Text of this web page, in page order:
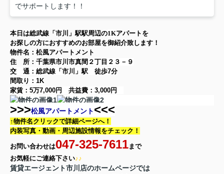
でサポートします！！
本日は総武線「市川」駅駅周辺の1Kアパート を
お探しの方におすすめのお部屋を御紹介致します！
物件名：松風アパートメント
住 所： 千葉県市川市真間２丁目２３－９
交 通：総武線「市川」駅 徒歩7分
間取り： 1K
家賃： 5万7,000円 共益費： 3,000円
>>>松風アパートメント<<<
↑物件名クリックで詳細ページへ！
内装写真・動画・ 周辺施設情報をチェック！
お問い合わせは047-325-7611まで
お気軽にご連絡下さい♪♪
賃貸エージェント市川店のホームページでは